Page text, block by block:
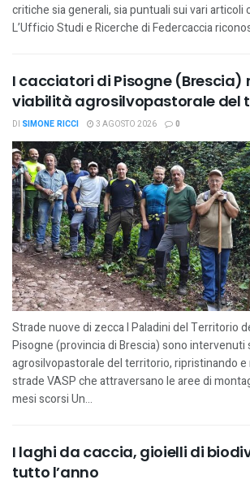
critiche sia generali, sia puntuali sui vari articoli
L’Ufficio Studi e Ricerche di Federcaccia
I cacciatori di Pisogne (Brescia)
viabilità agrosilvopastorale del
DI SIMONE RICCI 3 AGOSTO 2026 0
Strade nuove di zecca I Paladini del Territorio
Pisogne (provincia di Brescia) sono intervenuti
agrosilvopastorale del territorio, ripristinando
strade VASP che attraversano le aree di
mesi scorsi Un...
I laghi da caccia, gioielli di
tutto l’anno